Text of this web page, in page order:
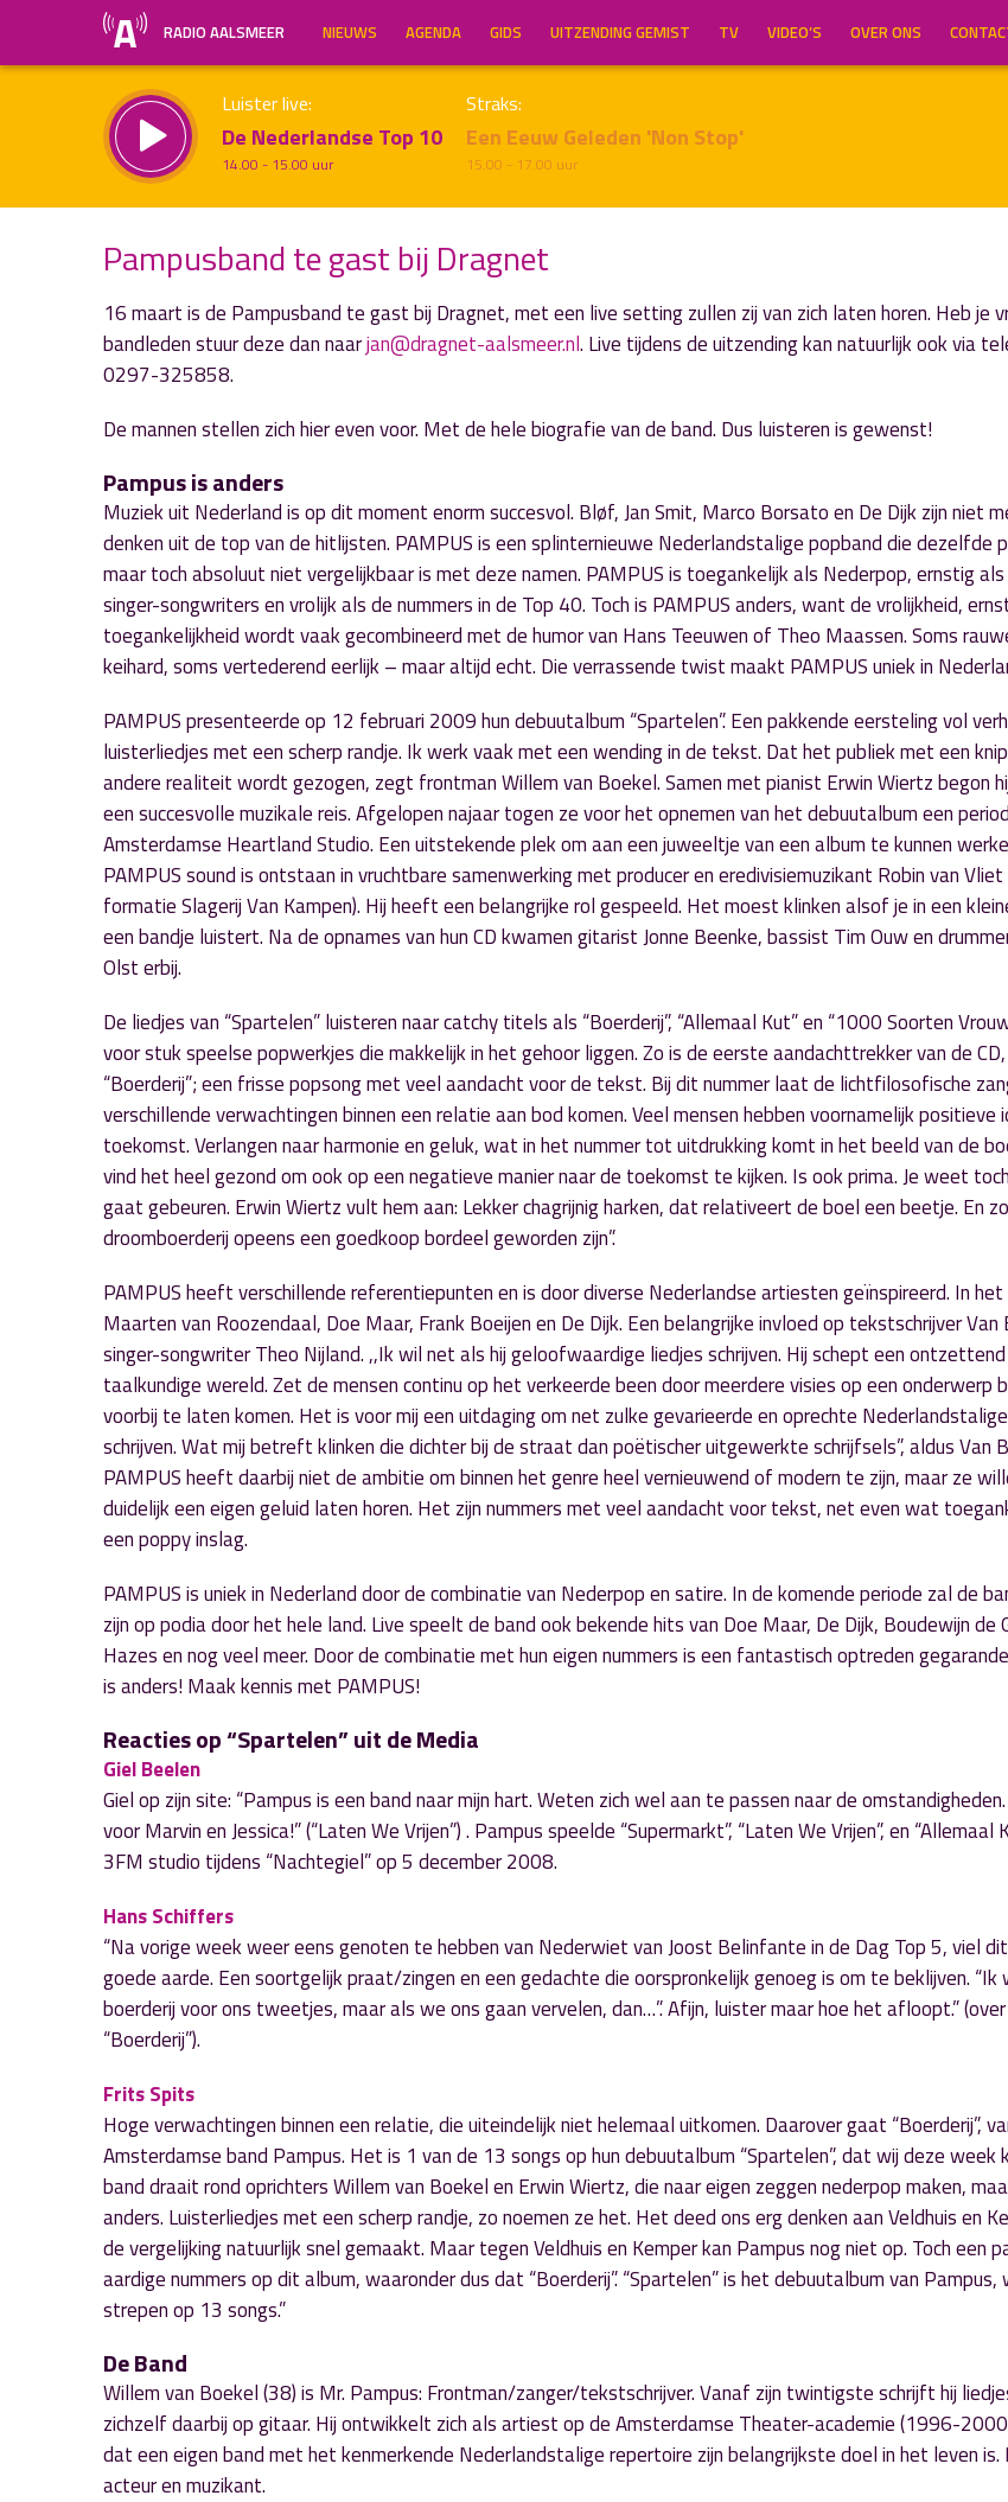
RADIO AALSMEER NIEUWS AGENDA GIDS UITZENDING GEMIST TV VIDEO’S OVER ONS
Luister live:
De Nederlandse Top 10
14.00 - 15.00 uur
Straks:
Een Eeuw Geleden 'Non Stop'
15.00 - 17.00 uur
Inklappen
Pampusband te gast bij Dragnet
16 maart is de Pampusband te gast bij Dragnet, met een live setting zullen zij van zich laten horen. Heb je
bandleden stuur deze dan naarjan@dragnet-aalsmeer.nl. Live tijdens de uitzending kan natuurlijk ook via
0297-325858.
De mannen stellen zich hier even voor. Met de hele biografie van de band. Dus luisteren is gewenst!
Pampus is anders
Muziek uit Nederland is op dit moment enorm succesvol. Bløf, Jan Smit, Marco Borsato en De Dijk zijn niet
denken uit de top van de hitlijsten. PAMPUS is een splinternieuwe Nederlandstalige popband die dezelfde
maar toch absoluut niet vergelijkbaar is met deze namen. PAMPUS is toegankelijk als Nederpop, ernstig
singer-songwriters en vrolijk als de nummers in de Top 40. Toch is PAMPUS anders, want de vrolijkheid,
toegankelijkheid wordt vaak gecombineerd met de humor van Hans Teeuwen of Theo Maassen. Soms
keihard, soms vertederend eerlijk – maar altijd echt. Die verrassende twist maakt PAMPUS uniek in
PAMPUS presenteerde op 12 februari 2009 hun debuutalbum “Spartelen”. Een pakkende eersteling vol
luisterliedjes met een scherp randje. Ik werk vaak met een wending in de tekst. Dat het publiek met een
andere realiteit wordt gezogen, zegt frontman Willem van Boekel. Samen met pianist Erwin Wiertz begon
een succesvolle muzikale reis. Afgelopen najaar togen ze voor het opnemen van het debuutalbum een
Amsterdamse Heartland Studio. Een uitstekende plek om aan een juweeltje van een album te kunnen
PAMPUS sound is ontstaan in vruchtbare samenwerking met producer en eredivisiemuzikant Robin van
formatie Slagerij Van Kampen). Hij heeft een belangrijke rol gespeeld. Het moest klinken alsof je in een
een bandje luistert. Na de opnames van hun CD kwamen gitarist Jonne Beenke, bassist Tim Ouw en
Olst erbij.
De liedjes van “Spartelen” luisteren naar catchy titels als “Boerderij”, “Allemaal Kut” en “1000 Soorten
voor stuk speelse popwerkjes die makkelijk in het gehoor liggen. Zo is de eerste aandachttrekker van de
“Boerderij”; een frisse popsong met veel aandacht voor de tekst. Bij dit nummer laat de lichtfilosofische
verschillende verwachtingen binnen een relatie aan bod komen. Veel mensen hebben voornamelijk positieve
toekomst. Verlangen naar harmonie en geluk, wat in het nummer tot uitdrukking komt in het beeld van de
vind het heel gezond om ook op een negatieve manier naar de toekomst te kijken. Is ook prima. Je weet
gaat gebeuren. Erwin Wiertz vult hem aan: Lekker chagrijnig harken, dat relativeert de boel een beetje. En
droomboerderij opeens een goedkoop bordeel geworden zijn”.
PAMPUS heeft verschillende referentiepunten en is door diverse Nederlandse artiesten geïnspireerd. In
Maarten van Roozendaal, Doe Maar, Frank Boeijen en De Dijk. Een belangrijke invloed op tekstschrijver
singer-songwriter Theo Nijland. ,,Ik wil net als hij geloofwaardige liedjes schrijven. Hij schept een
taalkundige wereld. Zet de mensen continu op het verkeerde been door meerdere visies op een onderwerp
voorbij te laten komen. Het is voor mij een uitdaging om net zulke gevarieerde en oprechte
schrijven. Wat mij betreft klinken die dichter bij de straat dan poëtischer uitgewerkte schrijfsels”, aldus Van
PAMPUS heeft daarbij niet de ambitie om binnen het genre heel vernieuwend of modern te zijn, maar ze
duidelijk een eigen geluid laten horen. Het zijn nummers met veel aandacht voor tekst, net even wat
een poppy inslag.
PAMPUS is uniek in Nederland door de combinatie van Nederpop en satire. In de komende periode zal de
zijn op podia door het hele land. Live speelt de band ook bekende hits van Doe Maar, De Dijk, Boudewijn de
Hazes en nog veel meer. Door de combinatie met hun eigen nummers is een fantastisch optreden
is anders! Maak kennis met PAMPUS!
Reacties op “Spartelen” uit de Media
Giel Beelen
Giel op zijn site: “Pampus is een band naar mijn hart. Weten zich wel aan te passen naar de
voor Marvin en Jessica!” (“Laten We Vrijen”) . Pampus speelde “Supermarkt”, “Laten We Vrijen”, en “Allemaal
3FM studio tijdens “Nachtegiel” op 5 december 2008.
Hans Schiffers
“Na vorige week weer eens genoten te hebben van Nederwiet van Joost Belinfante in de Dag Top 5, viel
goede aarde. Een soortgelijk praat/zingen en een gedachte die oorspronkelijk genoeg is om te beklijven. “Ik
boerderij voor ons tweetjes, maar als we ons gaan vervelen, dan…”. Afijn, luister maar hoe het afloopt.”
“Boerderij”).
Frits Spits
Hoge verwachtingen binnen een relatie, die uiteindelijk niet helemaal uitkomen. Daarover gaat “Boerderij”,
Amsterdamse band Pampus. Het is 1 van de 13 songs op hun debuutalbum “Spartelen”, dat wij deze week
band draait rond oprichters Willem van Boekel en Erwin Wiertz, die naar eigen zeggen nederpop maken,
anders. Luisterliedjes met een scherp randje, zo noemen ze het. Het deed ons erg denken aan Veldhuis en
de vergelijking natuurlijk snel gemaakt. Maar tegen Veldhuis en Kemper kan Pampus nog niet op. Toch een
aardige nummers op dit album, waaronder dus dat “Boerderij”. “Spartelen” is het debuutalbum van Pampus,
strepen op 13 songs.”
De Band
Willem van Boekel (38) is Mr. Pampus: Frontman/zanger/tekstschrijver. Vanaf zijn twintigste schrijft hij
zichzelf daarbij op gitaar. Hij ontwikkelt zich als artiest op de Amsterdamse Theater-academie (1996-
dat een eigen band met het kenmerkende Nederlandstalige repertoire zijn belangrijkste doel in het leven
acteur en muzikant.